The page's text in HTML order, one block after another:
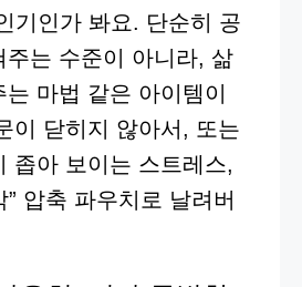
기인가 봐요. 단순히 공
주는 수준이 아니라, 삶
마법 같은 아이템이
이 닫히지 않아서, 또는
좁아 보이는 스트레스,
” 압축 파우치로 날려버